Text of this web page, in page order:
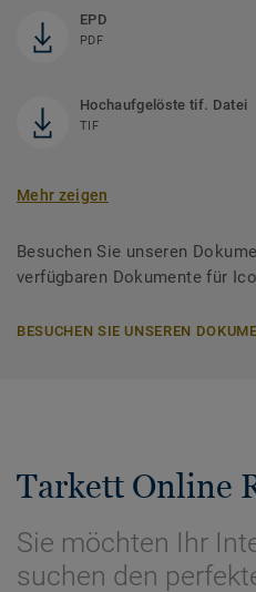
EPD
PDF
Hochaufgelöste tif. Datei
TIF
Mehr zeigen
Besuchen Sie unseren
verfügbaren Dokumente für
BESUCHEN SIE UNSEREN
Tarkett Online
Sie möchten Ihr
suchen den